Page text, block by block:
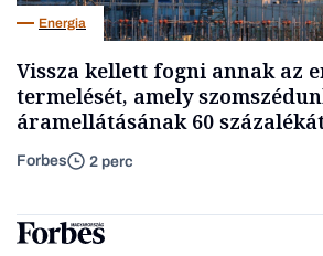
Energia
Vissza kellett fogni annak az
termelését, amely
áramellátásának 60
Forbes 2 perc